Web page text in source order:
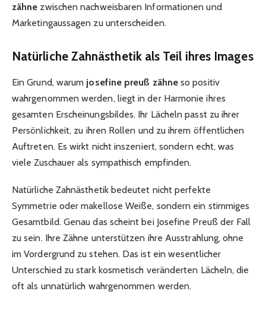
zähne zwischen nachweisbaren Informationen und
Marketingaussagen zu unterscheiden.
Natürliche Zahnästhetik als Teil ihres Images
Ein Grund, warum josefine preuß zähneso positiv
wahrgenommen werden, liegt in der Harmonie ihres
gesamten Erscheinungsbildes. Ihr Lächeln passt zu ihrer
Persönlichkeit, zu ihren Rollen und zu ihrem öffentlichen
Auftreten. Es wirkt nicht inszeniert, sondern echt, was
viele Zuschauer als sympathisch empfinden.
Natürliche Zahnästhetik bedeutet nicht perfekte
Symmetrie oder makellose Weiße, sondern ein stimmiges
Gesamtbild. Genau das scheint bei Josefine Preuß der Fall
zu sein. Ihre Zähne unterstützen ihre Ausstrahlung, ohne
im Vordergrund zu stehen. Das ist ein wesentlicher
Unterschied zu stark kosmetisch veränderten Lächeln, die
oft als unnatürlich wahrgenommen werden.